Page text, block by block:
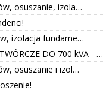
osuszanie, izola…
izolacja fundame…
DO 700 kVA - …
osuszanie i izol…